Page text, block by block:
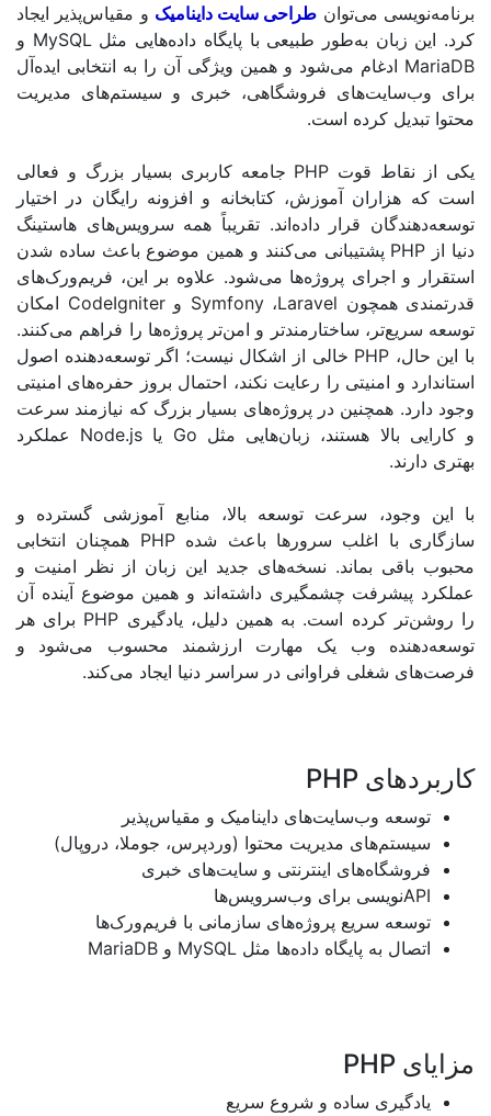
می‌توانطراحی سایت داینامیکو مقیاس‌پذیر ایجاد
به‌طور طبیعی با پایگاه داده‌هایی مثلMySQL
و
ادغام می‌شود و همین ویژگی آن را به انتخابی ایده‌آل
فروشگاهی، خبری و سیستم‌های مدیریت
کرده است
قوت PHP
جامعه کاربری بسیار بزرگ و فعالی
آموزش، کتابخانه و افزونه رایگان در اختیار
قرار داده‌اند. تقریباً همه سرویس‌های هاستینگ
پشتیبانی می‌کنند و همین موضوع باعث ساده شدن
اجرای پروژه‌ها می‌شود. علاوه بر این، فریم‌ورک‌های
همچونLaravel ، Symfony وCodeIgniter
امکان
ساختارمندتر و امن‌تر پروژه‌ها را فراهم می‌کنند.
PHP خالی از اشکال نیست؛ اگر توسعه‌دهنده اصول
و امنیتی را رعایت نکند، احتمال بروز حفره‌های امنیتی
همچنین در پروژه‌های بسیار بزرگ که نیازمند سرعت
هستند، زبان‌هایی مثلGo
Node.js
عملکرد
سرعت توسعه بالا، منابع آموزشی گسترده و
با اغلب سرورها باعث شده PHP
همچنان انتخابی
بماند. نسخه‌های جدید این زبان از نظر امنیت و
چشمگیری داشته‌اند و همین موضوع آینده آن
کرده است. به همین دلیل، یادگیریPHP
برای هر
وب یک مهارت ارزشمند محسوب می‌شود و
فراوانی در سراسر دنیا ایجاد می‌کند.
PHP
وب‌سایت‌های داینامیک و مقیاس‌پذیر
مدیریت محتوا (وردپرس، جوملا، دروپال)
اینترنتی و سایت‌های خبری
نویسی برای وب‌سرویس‌ها
سریع پروژه‌های سازمانی با فریم‌ورک‌ها
به پایگاه داده‌ها مثل
و MariaDB
PHP
ساده و شروع سریع